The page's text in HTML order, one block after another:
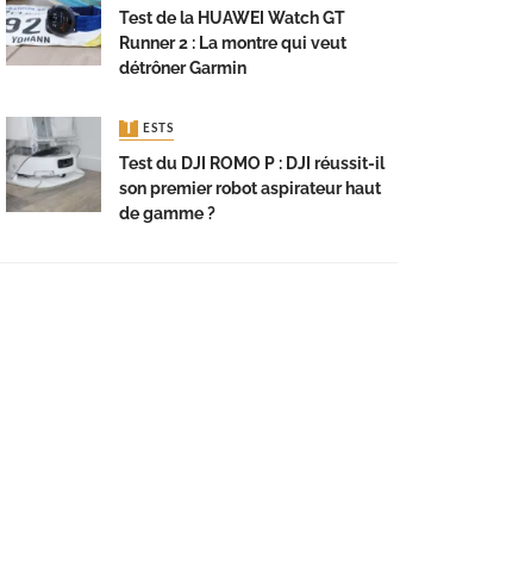
Test de la HUAWEI Watch GT
Runner 2 : La montre qui veut
détrôner Garmin
TESTS
Test du DJI ROMO P : DJI réussit-il
son premier robot aspirateur haut
de gamme ?